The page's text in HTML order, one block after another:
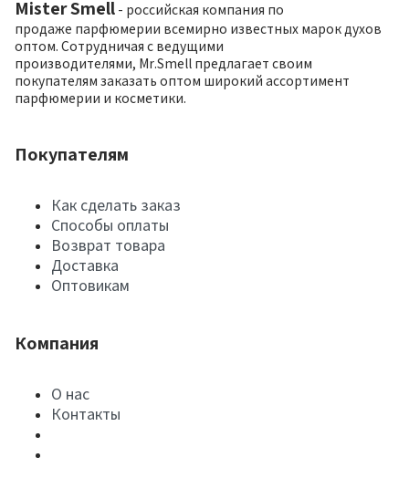
Mister Smell - российская компания по
продаже парфюмерии всемирно известных марок духов
оптом. Сотрудничая с ведущими
производителями, Mr.Smell предлагает своим
покупателям заказать оптом широкий ассортимент
парфюмерии и косметики.
Покупателям
Как сделать заказ
Способы оплаты
Возврат товара
Доставка
Оптовикам
Компания
О нас
Контакты